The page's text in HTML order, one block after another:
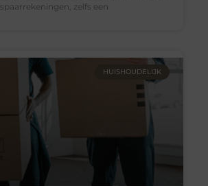
spaarrekeningen, zelfs een
HUISHOUDELIJK